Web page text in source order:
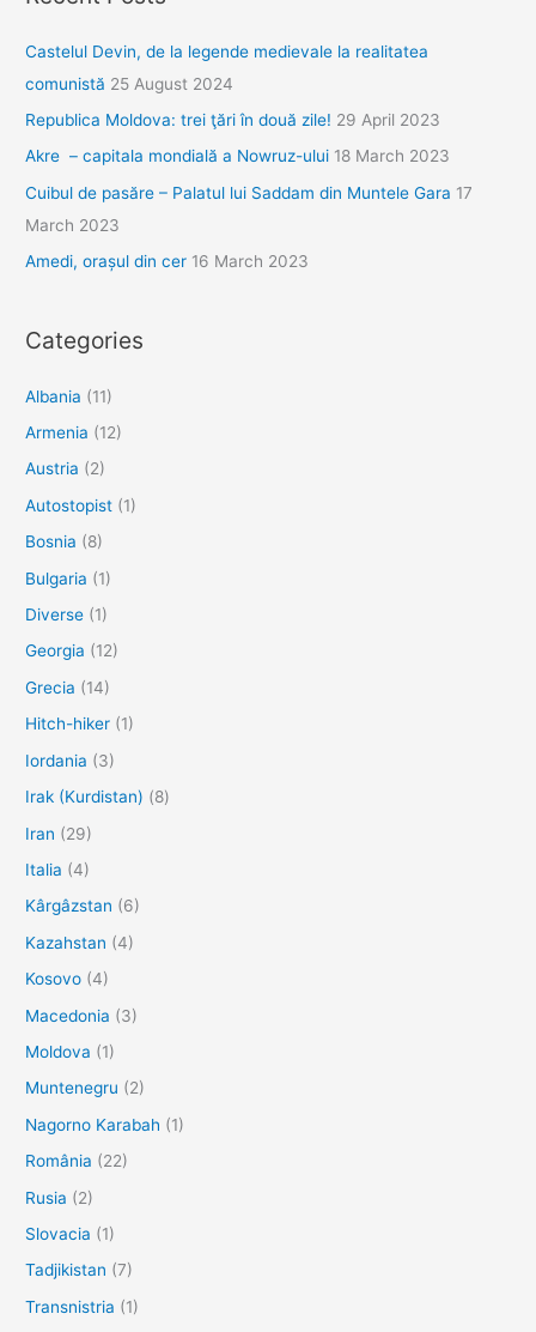
Castelul Devin, de la legende medievale la realitatea
comunistă 25 August 2024
Republica Moldova: trei ţări în două zile! 29 April 2023
Akre – capitala mondială a Nowruz-ului 18 March 2023
Cuibul de pasăre – Palatul lui Saddam din Muntele Gara 17
March 2023
Amedi, orașul din cer 16 March 2023
Categories
Albania (11)
Armenia (12)
Austria (2)
Autostopist (1)
Bosnia (8)
Bulgaria (1)
Diverse (1)
Georgia (12)
Grecia (14)
Hitch-hiker (1)
Iordania (3)
Irak (Kurdistan) (8)
Iran (29)
Italia (4)
Kârgâzstan (6)
Kazahstan (4)
Kosovo (4)
Macedonia (3)
Moldova (1)
Muntenegru (2)
Nagorno Karabah (1)
România (22)
Rusia (2)
Slovacia (1)
Tadjikistan (7)
Transnistria (1)